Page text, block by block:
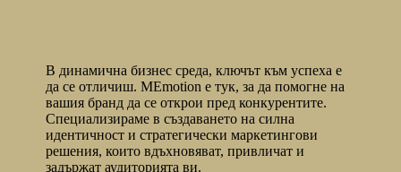
В динамична бизнес среда, ключът към успеха е
да се отличиш. MEmotion е тук, за да помогне на
вашия бранд да се открои пред конкурентите.
Специализираме в създаването на силна
идентичност и стратегически маркетингови
решения, които вдъхновяват, привличат и
задържат аудиторията ви.